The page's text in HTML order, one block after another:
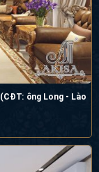
ông Long - Lào